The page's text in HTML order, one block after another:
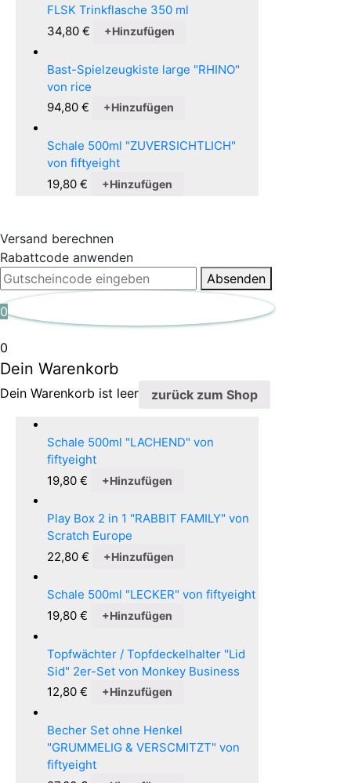
FLSK Trinkflasche 350 ml
34,80 € +Hinzufügen
Bast-Spielzeugkiste large "RHINO"
von rice
94,80 € +Hinzufügen
Schale 500ml "ZUVERSICHTLICH"
von fiftyeight
19,80 € +Hinzufügen
Versand berechnen
Rabattcode anwenden
Absenden
0
0
Dein Warenkorb
Dein Warenkorb ist leer zurück zum Shop
Schale 500ml "LACHEND" von
fiftyeight
19,80 € +Hinzufügen
Play Box 2 in 1 "RABBIT FAMILY" von
Scratch Europe
22,80 € +Hinzufügen
Schale 500ml "LECKER" von fiftyeight
19,80 € +Hinzufügen
Topfwächter / Topfdeckelhalter "Lid
Sid" 2er-Set von Monkey Business
12,80 € +Hinzufügen
Becher Set ohne Henkel
"GRUMMELIG & VERSCMITZT" von
fiftyeight